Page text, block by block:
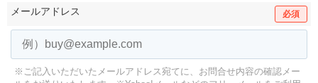
メールアドレス 必須
※ご記入いただいたメールアドレス宛てに、お問合せ内容の確認メー